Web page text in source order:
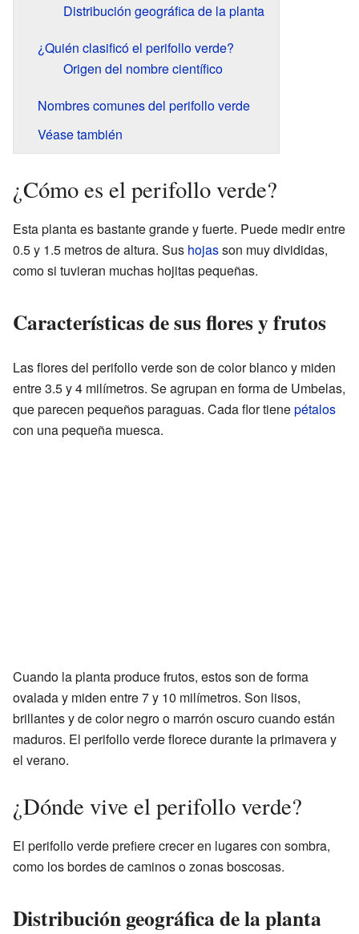
Distribución geográfica de la planta
¿Quién clasificó el perifollo verde?
Origen del nombre científico
Nombres comunes del perifollo verde
Véase también
¿Cómo es el perifollo verde?
Esta planta es bastante grande y fuerte. Puede medir entre
0.5 y 1.5 metros de altura. Sus hojasson muy divididas,
como si tuvieran muchas hojitas pequeñas.
Características de sus flores y frutos
Las flores del perifollo verde son de color blanco y miden
entre 3.5 y 4 milímetros. Se agrupan en forma de Umbelas,
que parecen pequeños paraguas. Cada flor tienepétalos
con una pequeña muesca.
Cuando la planta produce frutos, estos son de forma
ovalada y miden entre 7 y 10 milímetros. Son lisos,
brillantes y de color negro o marrón oscuro cuando están
maduros. El perifollo verde florece durante la primavera y
el verano.
¿Dónde vive el perifollo verde?
El perifollo verde prefiere crecer en lugares con sombra,
como los bordes de caminos o zonas boscosas.
Distribución geográfica de la planta